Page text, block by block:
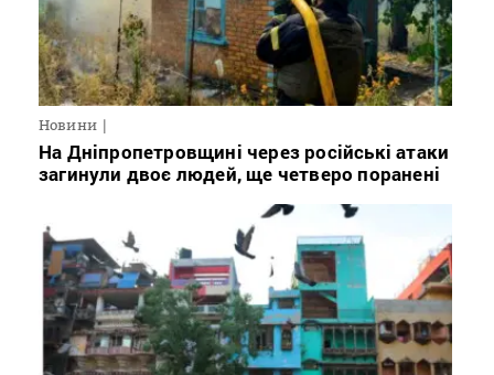
Новини
На Дніпропетровщині через російські атаки
загинули двоє людей, ще четверо поранені